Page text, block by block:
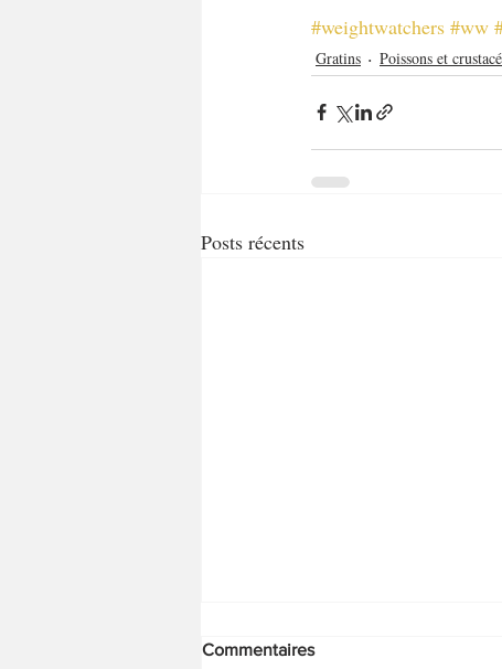
#weightwatchers #ww
Gratins Poissons et
Posts récents
Commentaires